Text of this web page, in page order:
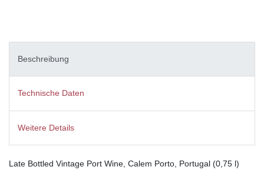
Beschreibung
Technische Daten
Weitere Details
Late Bottled Vintage Port Wine, Calem Porto, Portugal (0,75 l)